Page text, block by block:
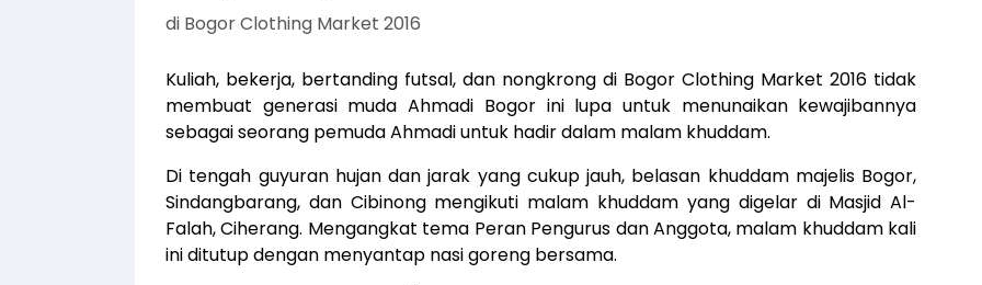
di Bogor Clothing Market 2016
Kuliah, bekerja, bertanding futsal, dan nongkrong di Bogor Clothing Market 2016 tidak
membuat generasi muda Ahmadi Bogor ini lupa untuk menunaikan kewajibannya
sebagai seorang pemuda Ahmadi untuk hadir dalam malam khuddam.
Di tengah guyuran hujan dan jarak yang cukup jauh, belasan khuddam majelis Bogor,
Sindangbarang, dan Cibinong mengikuti malam khuddam yang digelar di Masjid Al-
Falah, Ciherang. Mengangkat tema Peran Pengurus dan Anggota, malam khuddam kali
ini ditutup dengan menyantap nasi goreng bersama.